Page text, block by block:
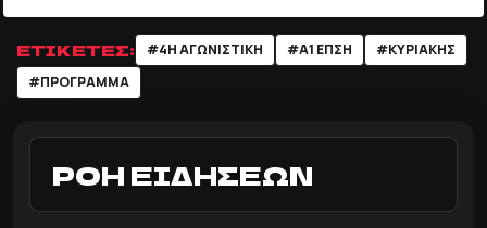
ΕΤΙΚΕΤΕΣ: #4Η ΑΓΩΝΙΣΤΙΚΗ #Α1 ΕΠΣΗ
#ΚΥΡΙΑΚΗΣ
#ΠΡΟΓΡΑΜΜΑ
ΡΟΗ ΕΙΔΗΣΕΩΝ